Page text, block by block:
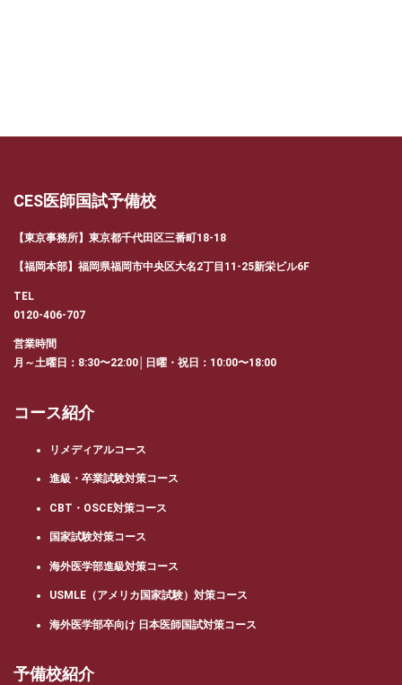
CES医師国試予備校
【東京事務所】東京都千代田区三番町18-18
【福岡本部】福岡県福岡市中央区大名2丁目11-25新栄ビル6F
TEL
0120-406-707
営業時間
月～土曜日：8:30〜22:00│日曜・祝日：10:00〜18:00
コース紹介
リメディアルコース
進級・卒業試験対策コース
CBT・OSCE対策コース
国家試験対策コース
海外医学部進級対策コース
USMLE（アメリカ国家試験）対策コース
海外医学部卒向け 日本医師国試対策コース
予備校紹介